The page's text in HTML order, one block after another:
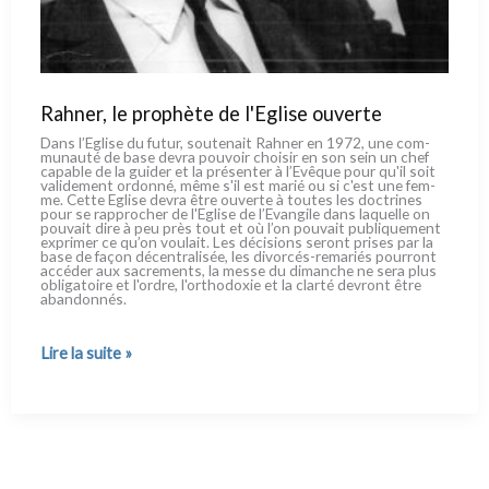
Rahner, le prophète de l'Eglise ouverte
Dans l’Eglise du futur, sou­te­nait Rahner en 1972, une com­
mu­nau­té de base devra pou­voir choi­sir en son sein un chef
capa­ble de la gui­der et la pré­sen­ter à l’Evêque pour qu'il soit
vali­de­ment ordon­né, même s'il est marié ou si c'est une fem­
me. Cette Eglise devra être ouver­te à tou­tes les doc­tri­nes
pour se rap­pro­cher de l'Eglise de l’Evangile dans laquel­le on
pou­vait dire à peu près tout et où l’on pou­vait publi­que­ment
expri­mer ce qu’on vou­lait. Les déci­sions seront pri­ses par la
base de façon décen­tra­li­sée, les divorcés-remariés pour­ront
accé­der aux sacre­men­ts, la mes­se du diman­che ne sera plus
obli­ga­toi­re et l'ordre, l'orthodoxie et la clar­té devront être
aban­don­nés.
Rahner,
Lire la suite »